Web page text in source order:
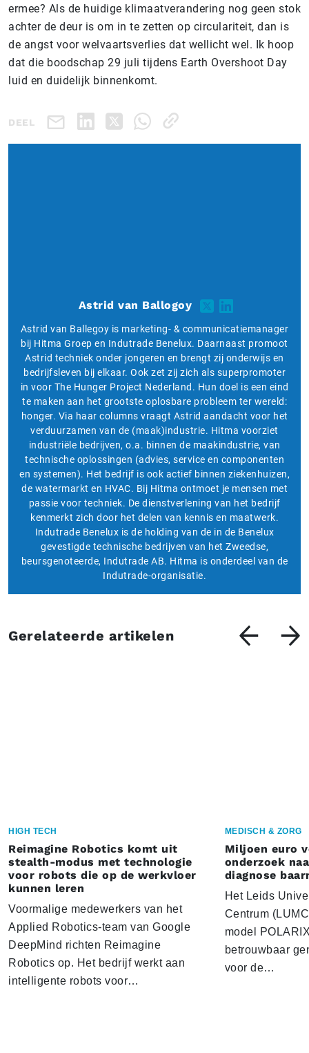
ermee? Als de huidige klimaatverandering nog geen stok
achter de deur is om in te zetten op circulariteit, dan is
de angst voor welvaartsverlies dat wellicht wel. Ik hoop
dat die boodschap 29 juli tijdens Earth Overshoot Day
luid en duidelijk binnenkomt.
DEEL
Astrid van Ballogoy
Astrid van Ballegoy is marketing- & communicatiemanager
bij Hitma Groep en Indutrade Benelux. Daarnaast promoot
Astrid techniek onder jongeren en brengt zij onderwijs en
bedrijfsleven bij elkaar. Ook zet zij zich als superpromoter
in voor The Hunger Project Nederland. Hun doel is een eind
te maken aan het grootste oplosbare probleem ter wereld:
honger. Via haar columns vraagt Astrid aandacht voor het
verduurzamen van de (maak)industrie. Hitma voorziet
industriële bedrijven, o.a. binnen de maakindustrie, van
technische oplossingen (advies, service en componenten
en systemen). Het bedrijf is ook actief binnen ziekenhuizen,
de watermarkt en HVAC. Bij Hitma ontmoet je mensen met
passie voor techniek. De dienstverlening van het bedrijf
kenmerkt zich door het delen van kennis en maatwerk.
Indutrade Benelux is de holding van de in de Benelux
gevestigde technische bedrijven van het Zweedse,
beursgenoteerde, Indutrade AB. Hitma is onderdeel van de
Indutrade-organisatie.
Gerelateerde artikelen
HIGH TECH
Reimagine Robotics komt uit
stealth-modus met technologie
voor robots die op de werkvloer
kunnen leren
Voormalige medewerkers van het
Applied Robotics-team van Google
DeepMind richten Reimagine
Robotics op. Het bedrijf werkt aan
intelligente robots voor…
MEDISCH & ZORG
Miljoen euro
onderzoek
diagnose
Het Leids
Centrum
model
betrouwbaar
voor de…